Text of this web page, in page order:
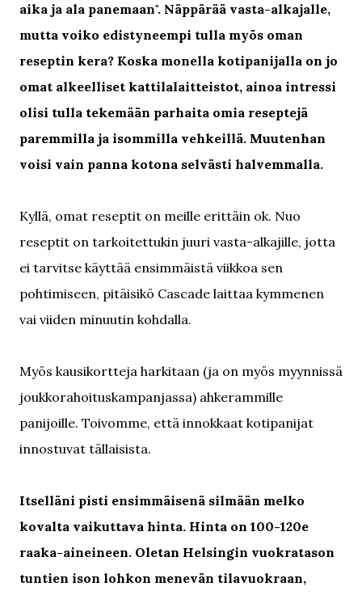
aika ja ala panemaan". Näppärää vasta-alkajalle,
mutta voiko edistyneempi tulla myös oman
reseptin kera? Koska monella kotipanijalla on jo
omat alkeelliset kattilalaitteistot, ainoa intressi
olisi tulla tekemään parhaita omia reseptejä
paremmilla ja isommilla vehkeillä. Muutenhan
voisi vain panna kotona selvästi halvemmalla.
Kyllä, omat reseptit on meille erittäin ok. Nuo
reseptit on tarkoitettukin juuri vasta-alkajille, jotta
ei tarvitse käyttää ensimmäistä viikkoa sen
pohtimiseen, pitäisikö Cascade laittaa kymmenen
vai viiden minuutin kohdalla.
Myös kausikortteja harkitaan (ja on myös myynnissä
joukkorahoituskampanjassa) ahkerammille
panijoille. Toivomme, että innokkaat kotipanijat
innostuvat tällaisista.
Itselläni pisti ensimmäisenä silmään melko
kovalta vaikuttava hinta. Hinta on 100-120e
raaka-aineineen. Oletan Helsingin vuokratason
tuntien ison lohkon menevän tilavuokraan,